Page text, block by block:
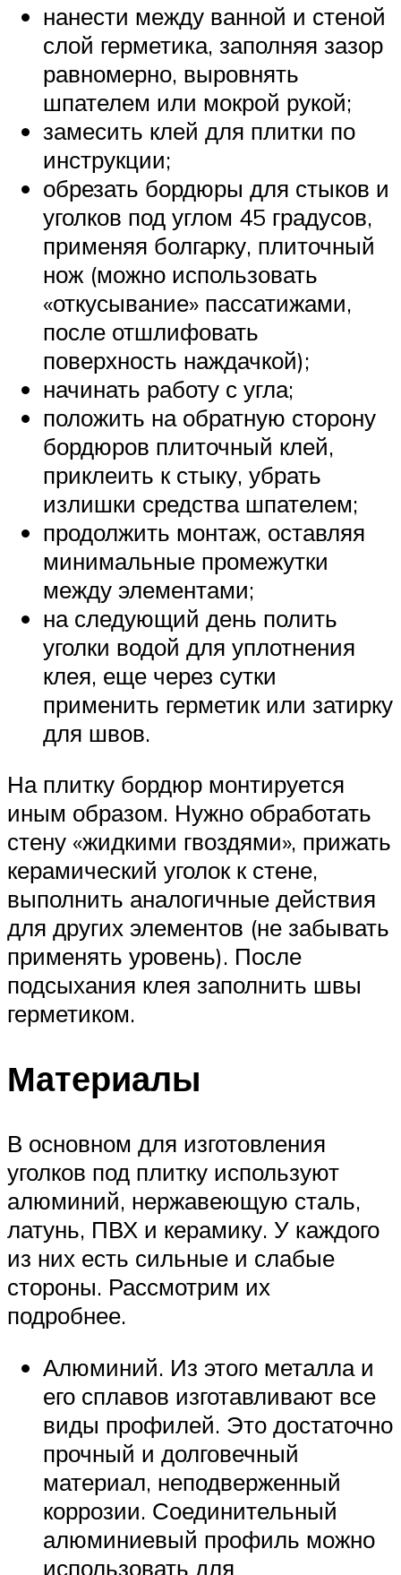
нанести между ванной и стеной
слой герметика, заполняя зазор
равномерно, выровнять
шпателем или мокрой рукой;
замесить клей для плитки по
инструкции;
обрезать бордюры для стыков и
уголков под углом 45 градусов,
применяя болгарку, плиточный
нож (можно использовать
«откусывание» пассатижами,
после отшлифовать
поверхность наждачкой);
начинать работу с угла;
положить на обратную сторону
бордюров плиточный клей,
приклеить к стыку, убрать
излишки средства шпателем;
продолжить монтаж, оставляя
минимальные промежутки
между элементами;
на следующий день полить
уголки водой для уплотнения
клея, еще через сутки
применить герметик или затирку
для швов.
На плитку бордюр монтируется
иным образом. Нужно обработать
стену «жидкими гвоздями», прижать
керамический уголок к стене,
выполнить аналогичные действия
для других элементов (не забывать
применять уровень). После
подсыхания клея заполнить швы
герметиком.
Материалы
В основном для изготовления
уголков под плитку используют
алюминий, нержавеющую сталь,
латунь, ПВХ и керамику. У каждого
из них есть сильные и слабые
стороны. Рассмотрим их
подробнее.
Алюминий. Из этого металла и
его сплавов изготавливают все
виды профилей. Это достаточно
прочный и долговечный
материал, неподверженный
коррозии. Соединительный
алюминиевый профиль можно
использовать для